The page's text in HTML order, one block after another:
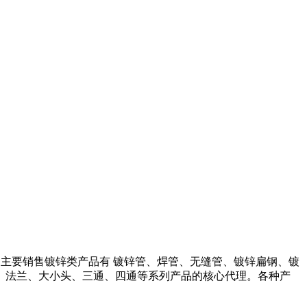
要销售镀锌类产品有 镀锌管、焊管、无缝管、镀锌扁钢、镀
兰、大小头、三通、四通等系列产品的核心代理。各种产